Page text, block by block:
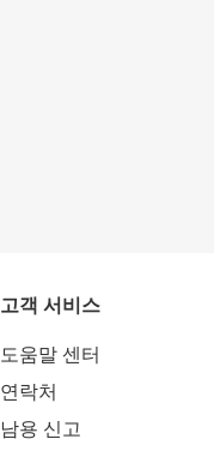
고객 서비스
도움말 센터
연락처
남용 신고